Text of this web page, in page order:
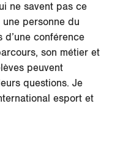
ne savent pas ce
une personne du
conférence
son métier et
peuvent
questions. Je
esport et